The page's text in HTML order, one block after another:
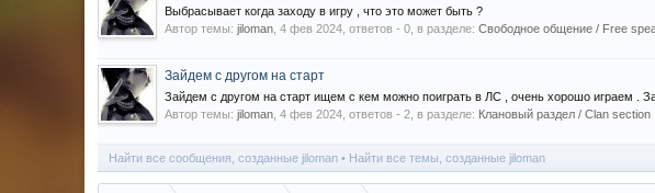
Выбрасывает когда заходу в игру , что это может быть ?
Автор темы: jiloman 4 фев 2024 , ответов - 0, в разделе: Свободное общение / Free
Зайдем с другом на старт
Зайдем с другом на старт ищем с кем можно поиграть в ЛС , очень хорошо играем .
Автор темы: jiloman 4 фев 2024 , ответов - 2, в разделе: Клановый раздел / Сlan section
Найти все сообщения, созданные jiloman Найти все темы, созданные jiloman